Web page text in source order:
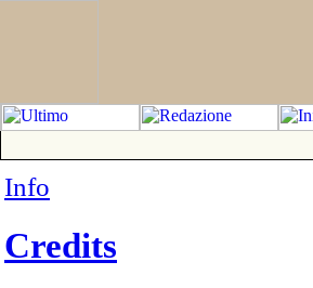
Info
Credits